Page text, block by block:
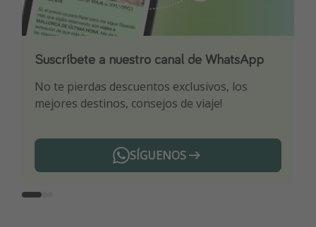
Suscríbete a nuestro canal de WhatsApp
No te pierdas descuentos exclusivos, los
mejores destinos, consejos de viaje!
SÍGUENOS
Descarga nuestra app
Sé el primero en reservar nuestros chollazos
¡Suscríbete a nuestro canal de Telegram!
¡Recibe las mejores ofertas seleccionadas para
ti por nuestros expertos en viajes
Telegram